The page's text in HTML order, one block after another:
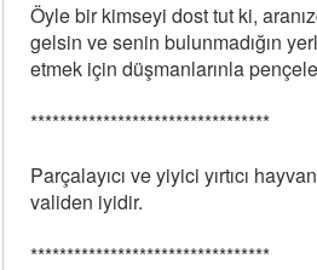
Öyle bir kimseyi dost tut ki,
gelsin ve senin bulunmadığın
etmek için düşmanlarınla
*********************************
Parçalayıcı ve yiyici yırtıcı
validen iyidir.
*********************************